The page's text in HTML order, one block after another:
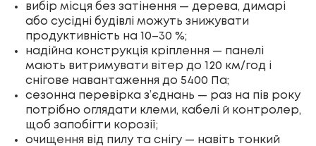
вибір місця без затінення — дерева, димарі
або сусідні будівлі можуть знижувати
продуктивність на 10–30 %;
надійна конструкція кріплення — панелі
мають витримувати вітер до 120 км/год і
снігове навантаження до 5400 Па;
сезонна перевірка з’єднань — раз на пів року
потрібно оглядати клеми, кабелі й контролер,
щоб запобігти корозії;
очищення від пилу та снігу — навіть тонкий